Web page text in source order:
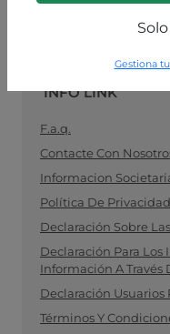
Gestiona
Contacta con
INFO LINK
F.a.q.
Contacte Con
Informacion
Política De Privacidad
Declaración Sobre
Declaración Para Los
Información A
Declaración Usuarios
Términos Y